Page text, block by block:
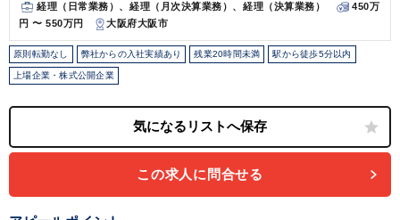
経理（日常業務）、経理（月次決算業務）、経理（決算業務）
450万
円 〜 550万円
大阪府大阪市
原則転勤なし 弊社からの入社実績あり 残業20時間未満 駅から徒歩5分以内
上場企業・株式公開企業
この求人に問合せる